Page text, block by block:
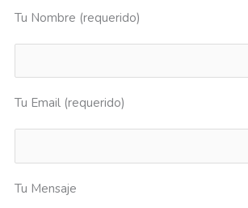
Tu Nombre (requerido)
Tu Email (requerido)
Tu Mensaje